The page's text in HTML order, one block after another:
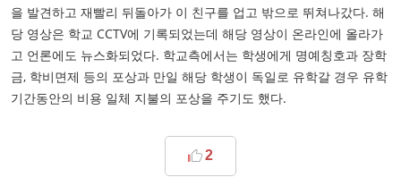
을 발견하고 재빨리 뒤돌아가 이 친구를 업고 밖으로 뛰쳐나갔다. 해
당 영상은 학교 CCTV에 기록되었는데 해당 영상이 온라인에 올라가
고 언론에도 뉴스화되었다. 학교측에서는 학생에게 명예칭호과 장학
금, 학비면제 등의 포상과 만일 해당 학생이 독일로 유학갈 경우 유학
기간동안의 비용 일체 지불의 포상을 주기도 했다.
2